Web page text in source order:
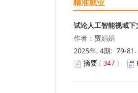
精准就业
试论人工智能视域
作者：贾娟娟
2025年, 4期: 79-81.
摘要 ( 347 )